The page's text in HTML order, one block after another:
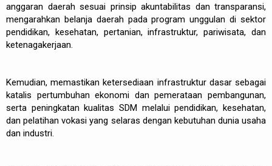
anggaran daerah sesuai prinsip akuntabilitas dan transparansi,
mengarahkan belanja daerah pada program unggulan di sektor
pendidikan, kesehatan, pertanian, infrastruktur, pariwisata, dan
ketenagakerjaan.
Kemudian, memastikan ketersediaan infrastruktur dasar sebagai
katalis pertumbuhan ekonomi dan pemerataan pembangunan,
serta peningkatan kualitas SDM melalui pendidikan, kesehatan,
dan pelatihan vokasi yang selaras dengan kebutuhan dunia usaha
dan industri.